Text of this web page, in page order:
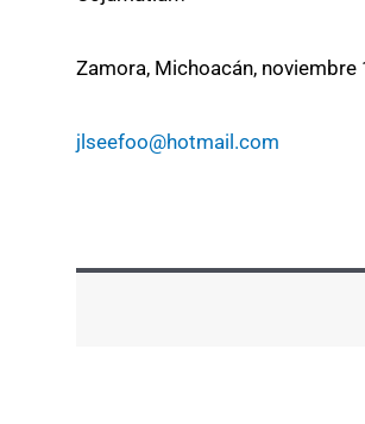
Zamora, Michoacán, noviembre
jlseefoo@hotmail.com